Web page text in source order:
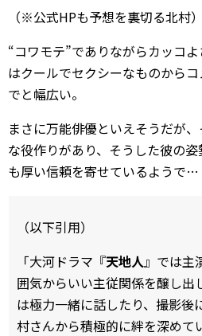
（※公式HPも予想を裏切る北村）
“コワモテ”でありながらカッコ
はクールでセクシーなものから
でと幅広い。
まさに万能俳優といえそうだが
な役作りがあり、そうした彼の
も厚い信頼を寄せているようで…
（以下引用）
「大河ドラマ『天地人』では主
囲気からいい主従関係を醸し出
は極力一緒に話したり、撮影後
村さんから積極的に絆を深めて